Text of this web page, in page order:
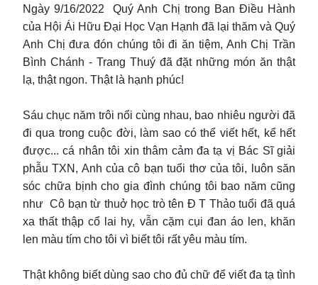
Ngày 9/16/2022 Quý Anh Chị trong Ban Điều Hành
của Hội Ái Hữu Đại Học Vạn Hạnh đã lại thăm và Quý
Anh Chị đưa đón chúng tôi đi ăn tiệm, Anh Chị Trần
Bình Chánh - Trang Thuý đã đặt những món ăn thật
lạ, thật ngon. Thật là hạnh phúc!
Sáu chục năm trôi nổi cùng nhau, bao nhiêu người đã
đi qua trong cuộc đời, làm sao có thể viết hết, kể hết
được... cá nhân tôi xin thâm cảm đa tạ vị Bác Sĩ giải
phẫu TXN, Anh của cô bạn tuổi thơ của tôi, luôn săn
sóc chữa bịnh cho gia đình chúng tôi bao năm cũng
như Cô bạn từ thuở học trò tên Đ T Thảo tuổi đã quá
xa thất thập cổ lai hy, vẫn cặm cụi đan áo len, khăn
len màu tím cho tôi vì biết tôi rất yêu màu tím.
Thật không biết dùng sao cho đủ chữ để viết đa tạ tình